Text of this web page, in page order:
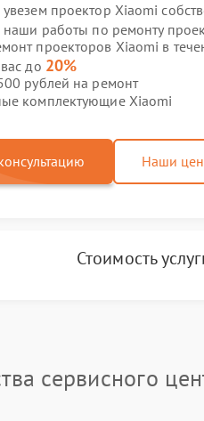
проектор Xiaomi
наши работы по ремонту
проекторов Xiaomi в
до 20%
рублей на ремонт
комплектующие Xiaomi
Наши
Стоимость
сервисного